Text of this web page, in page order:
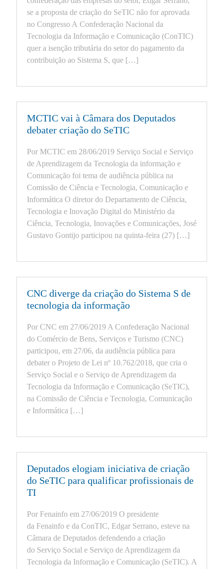
Funcionamento da ConTIC
Administração da ConTIC.
Dados da ConTIC
Estatuto
Newsletter
Releases
Fale Conosco (Jornalistas)
Apresentações
Artigos
Documentos
Estudos
Livros
se a proposta de criação do SeTIC não for aprovada
no Congresso A Confederação Nacional da
Tecnologia da Informação e Comunicação (ConTIC)
quer a isenção tributária do setor do pagamento da
contribuição ao Sistema S, que […]
MCTIC vai à Câmara dos Deputados
debater criação do SeTIC
Por MCTIC em 28/06/2019 Serviço Social e Serviço
de Aprendizagem da Tecnologia da informação e
Comunicação foi tema de audiência pública na
Comissão de Ciência e Tecnologia, Comunicação e
Informática O diretor do Departamento de Ciência,
Tecnologia e Inovação Digital do Ministério da
Ciência, Tecnologia, Inovações e Comunicações, José
Gustavo Gontijo participou na quinta-feira (27) […]
CNC diverge da criação do Sistema S de
tecnologia da informação
Por CNC em 27/06/2019 A Confederação Nacional
do Comércio de Bens, Serviços e Turismo (CNC)
participou, em 27/06, da audiência pública para
debater o Projeto de Lei nº 10.762/2018, que cria o
Serviço Social e o Serviço de Aprendizagem da
Tecnologia da Informação e Comunicação (SeTIC),
na Comissão de Ciência e Tecnologia, Comunicação
e Informática […]
Deputados elogiam iniciativa de criação
do SeTIC para qualificar profissionais de
TI
Por Fenainfo em 27/06/2019 O presidente
da Fenainfo e da ConTIC, Edgar Serrano, esteve na
Câmara de Deputados defendendo a criação
do Serviço Social e Serviço de Aprendizagem da
Tecnologia da Informação e Comunicação (SeTIC). A